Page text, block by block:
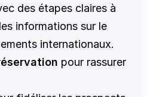
des étapes claires à
informations sur le
internationaux.
pour rassurer